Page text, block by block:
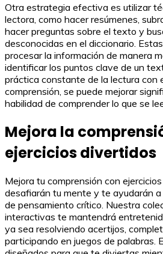
Otra estrategia efectiva es utilizar
lectora, como hacer resúmenes,
hacer preguntas sobre el texto y
desconocidas en el diccionario.
procesar la información de manera
identificar los puntos clave de un
práctica constante de la lectura con
comprensión, se puede mejorar
habilidad de comprender lo que se
Mejora la
ejercicios divertidos
Mejora tu comprensión con
desafiarán tu mente y te ayudarán a
de pensamiento crítico. Nuestra
interactivas te mantendrá
ya sea resolviendo acertijos,
participando en juegos de palabras.